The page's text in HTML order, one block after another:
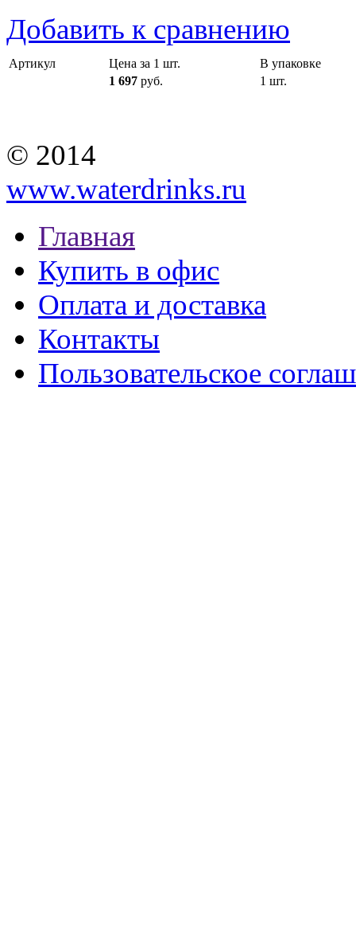
Добавить к сравнению
Артикул Цена за 1 шт.
В упаковке
1 697 руб. 1 шт.
© 2014
www.waterdrinks.ru
Главная
Купить в офис
Оплата и доставка
Контакты
Пользовательское